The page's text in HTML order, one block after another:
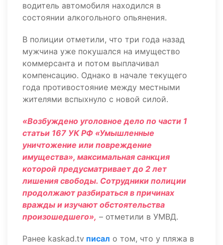
водитель автомобиля находился в
состоянии алкогольного опьянения.
В полиции отметили, что три года назад
мужчина уже покушался на имущество
коммерсанта и потом выплачивал
компенсацию. Однако в начале текущего
года противостояние между местными
жителями вспыхнуло с новой силой.
«Возбуждено уголовное дело по части 1
статьи 167 УК РФ «Умышленные
уничтожение или повреждение
имущества», максимальная санкция
которой предусматривает до 2 лет
лишения свободы. Сотрудники полиции
продолжают разбираться в причинах
вражды и изучают обстоятельства
произошедшего», – отметили в УМВД.
Ранее kaskad.tv писал о том, что у пляжа в